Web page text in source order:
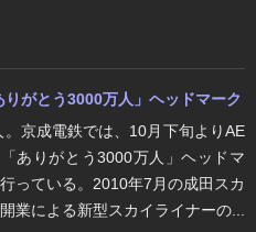
りがとう3000万人」ヘッドマーク
京成電鉄では、10月下旬よりAE
ありがとう3000万人」ヘッドマ
っている。2010年7月の成田スカ
業による新型スカイライナーの...